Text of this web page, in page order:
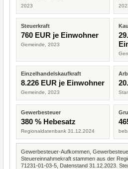
2023
Steuerkraft
760 EUR je Einwohner
Gemeinde, 2023
Einzelhandelskaufkraft
8.226 EUR je Einwohner
Gemeinde, 2023
Gewerbesteuer
380 % Hebesatz
Regionaldatenbank 31.12.2024
Gewerbesteuer-Aufkommen,
Steuereinnahmekraft stammen aus der
71231-01-03-5, Datenstand 31.12.2023.